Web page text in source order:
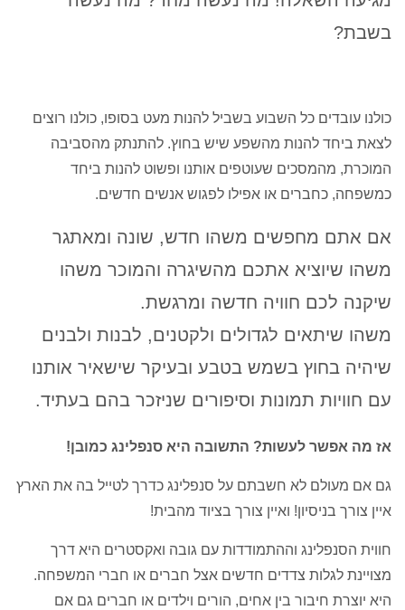
בשבת?
כולנו עובדים כל השבוע בשביל להנות מעט בסופו, כולנו רוצים
לצאת ביחד להנות מהשפע שיש בחוץ. להתנתק מהסביבה
המוכרת, מהמסכים שעוטפים אותנו ופשוט להנות ביחד
כמשפחה, כחברים או אפילו לפגוש אנשים חדשים.
אם אתם מחפשים משהו חדש, שונה ומאתגר
משהו שיוציא אתכם מהשיגרה והמוכר משהו
שיקנה לכם חוויה חדשה ומרגשת.
משהו שיתאים לגדולים ולקטנים, לבנות ולבנים
שיהיה בחוץ בשמש בטבע ובעיקר שישאיר אותנו
עם חוויות תמונות וסיפורים שניזכר בהם בעתיד.
אז מה אפשר לעשות? התשובה היא סנפלינג כמובן!
גם אם מעולם לא חשבתם על סנפלינג כדרך לטייל בה את הארץ
איין צורך בניסיון! ואיין צורך בציוד מהבית!
חווית הסנפלינג וההתמודדות עם גובה ואקסטרים היא דרך
מצויינת לגלות צדדים חדשים אצל חברים או חברי המשפחה.
היא יוצרת חיבור בין אחים, הורים וילדים או חברים גם אם